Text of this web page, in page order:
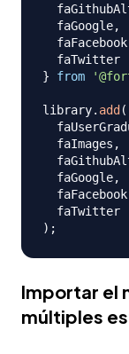
  faGoogle
,
  faFacebook
}
from
library. add (
  faImages
,
  faGoogle
,
  faFacebook
) ;
Importar el
múltiples